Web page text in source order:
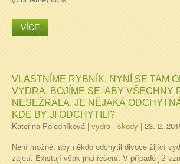
VÍCE
VLASTNÍME RYBNÍK. NYNÍ SE TAM
VYDRA. BOJÍME SE, ABY VŠECHNY
NESEŽRALA. JE NĚJAKÁ
KDE BY JI ODCHYTILI?
Kateřina Poledníková | vydra škody | 23. 2.
Není možné, aby někdo odchytil divoce žijící
zajetí. Existují však jiná řešení. V případě již